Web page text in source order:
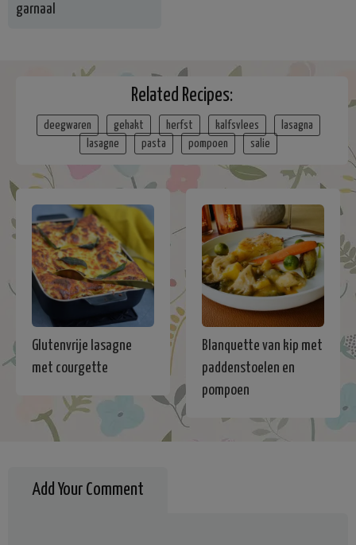
garnaal
Related Recipes:
deegwaren gehakt herfst kalfsvlees
lasagna
lasagne
pasta pompoen salie
Glutenvrije lasagne
met courgette
Blanquette van kip met
paddenstoelen en
pompoen
Add Your Comment